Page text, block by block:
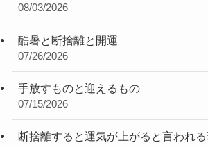
08/03/2026
酷暑と断捨離と開運
07/26/2026
手放すものと迎えるもの
07/15/2026
断捨離すると運気が上がると言われ